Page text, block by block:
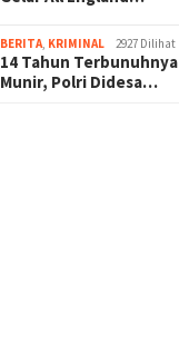
BERITA, KRIMINAL 2927 Dilihat
14 Tahun Terbunuhnya
Munir, Polri Didesa…